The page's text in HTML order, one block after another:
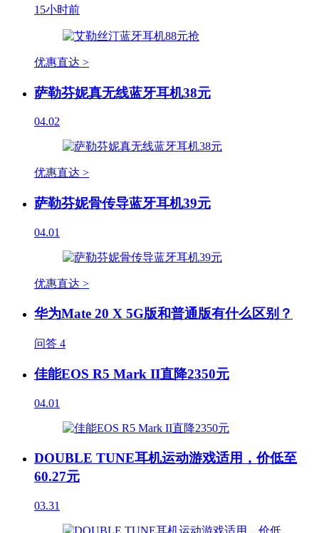
15小时前
优惠直达 >
萨勒芬妮真无线蓝牙耳机38元
04.02
优惠直达 >
萨勒芬妮骨传导蓝牙耳机39元
04.01
优惠直达 >
华为Mate 20 X 5G版和普通版有什么区别？
问答 4
佳能EOS R5 Mark II直降2350元
04.01
DOUBLE TUNE耳机运动游戏适用，价低至
60.27元
03.31